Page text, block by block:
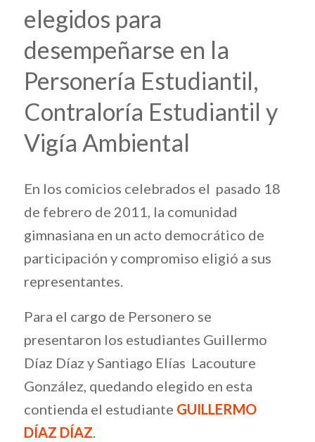
elegidos para
desempeñarse en la
Personería Estudiantil,
Contraloría Estudiantil y
Vigía Ambiental
En los comicios celebrados el pasado 18
de febrero de 2011, la comunidad
gimnasiana en un acto democrático de
participación y compromiso eligió a sus
representantes.
Para el cargo de Personero se
presentaron los estudiantes Guillermo
Díaz Díaz y Santiago Elías Lacouture
González, quedando elegido en esta
contienda el estudiante GUILLERMO
DÍAZ DÍAZ.